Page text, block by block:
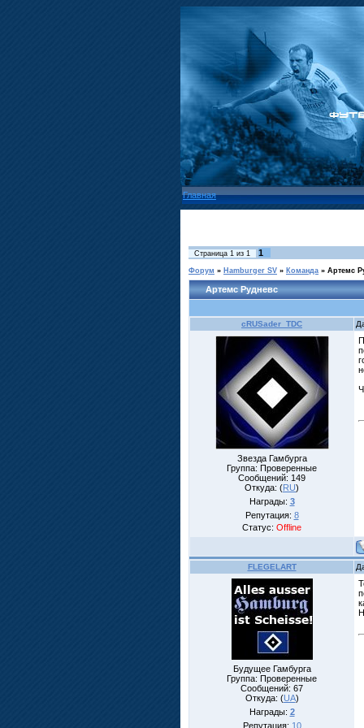
Главная
Страница 1 из 1 1
Форум » Hamburger SV » Команда » Артемс
Артемс Рудневс
cRUSader_TDC
Звезда Гамбурга
Группа: Проверенные
Сообщений: 149
Откуда: (RU)
Награды: 3
Репутация: 8
Статус: Offline
FLEGELART
Будущее Гамбурга
Группа: Проверенные
Сообщений: 67
Откуда: (UA)
Награды: 2
Репутация: 10